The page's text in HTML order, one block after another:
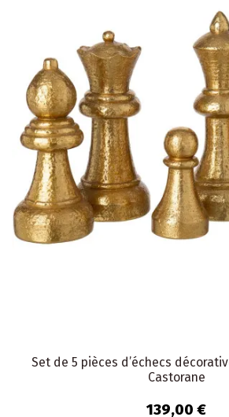
Set de 5 pièces d’échecs
Castorane
139,00 €